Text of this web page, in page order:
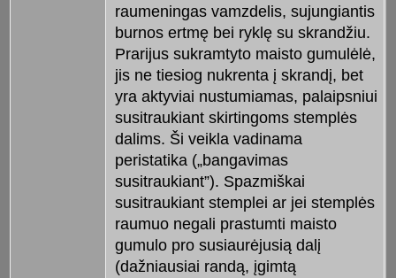
raumeningas vamzdelis, sujungiantis
burnos ertmę bei ryklę su skrandžiu.
Prarijus sukramtyto maisto gumulėlė,
jis ne tiesiog nukrenta į skrandį, bet
yra aktyviai nustumiamas, palaipsniui
susitraukiant skirtingoms stemplės
dalims. Ši veikla vadinama
peristatika („bangavimas
susitraukiant”). Spazmiškai
susitraukiant stemplei ar jei stemplės
raumuo negali prastumti maisto
gumulo pro susiaurėjusią dalį
(dažniausiai randą, įgimtą